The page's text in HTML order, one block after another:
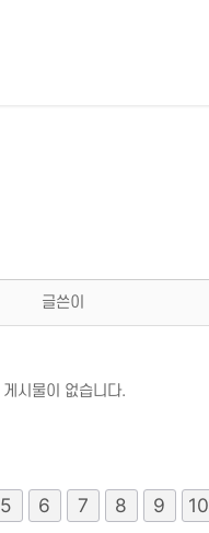
글쓴이
게시물이 없습니다.
5 6 7 8 9 10